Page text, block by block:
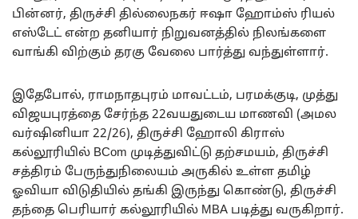
பின்னர், திருச்சி தில்லைநகர் ஈஷா ஹோம்ஸ் ரியல்
எஸ்டேட் என்ற தனியார் நிறுவனத்தில் நிலங்களை
வாங்கி விற்கும் தரகு வேலை பார்த்து வந்துள்ளார்.
இதேபோல், ராமநாதபுரம் மாவட்டம், பரமக்குடி, முத்து
விஜயபுரத்தை சேர்ந்த 22வயதுடைய மாணவி (அமல
வர்ஷினியா 22/26), திருச்சி ஹோலி கிராஸ்
கல்லூரியில் BCom முடித்துவிட்டு தற்சமயம், திருச்சி
சத்திரம் பேருந்துநிலையம் அருகில் உள்ள தமிழ்
ஓவியா விடுதியில் தங்கி இருந்து கொண்டு, திருச்சி
தந்தை பெரியார் கல்லூரியில் MBA படித்து வருகிறார்.